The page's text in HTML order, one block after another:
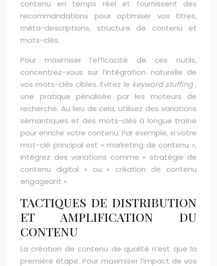
contenu en temps réel et fournissent des
recommandations pour optimiser vos titres,
méta-descriptions, structure de contenu et
mots-clés.
Pour maximiser l’efficacité de ces outils,
concentrez-vous sur l’intégration naturelle de
vos mots-clés cibles. Évitez le keyword stuffing,
une pratique pénalisée par les moteurs de
recherche. Au lieu de cela, utilisez des variations
sémantiques et des mots-clés à longue traîne
pour enrichir votre contenu. Par exemple, si votre
mot-clé principal est « marketing de contenu »,
intégrez des variations comme « stratégie de
contenu digital » ou « création de contenu
engageant ».
TACTIQUES DE DISTRIBUTION
ET AMPLIFICATION DU
CONTENU
La création de contenu de qualité n’est que la
première étape. Pour maximiser l’impact de vos